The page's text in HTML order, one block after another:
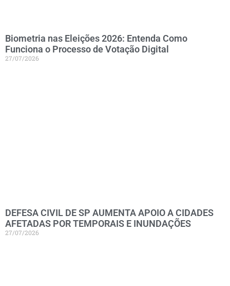
Biometria nas Eleições 2026: Entenda Como
Funciona o Processo de Votação Digital
27/07/2026
DEFESA CIVIL DE SP AUMENTA APOIO A CIDADES
AFETADAS POR TEMPORAIS E INUNDAÇÕES
27/07/2026